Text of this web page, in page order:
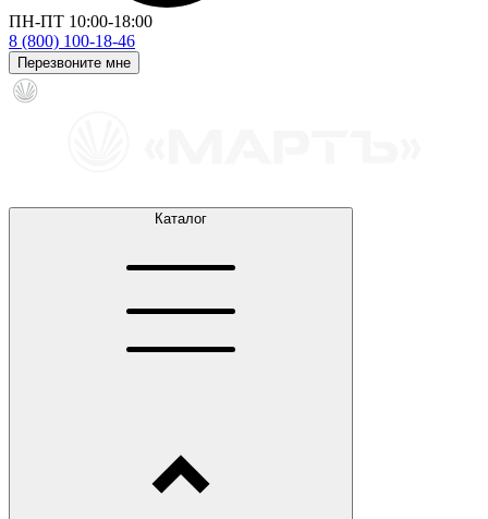
ПН-ПТ 10:00-18:00
8 (800) 100-18-46
Перезвоните мне
Каталог